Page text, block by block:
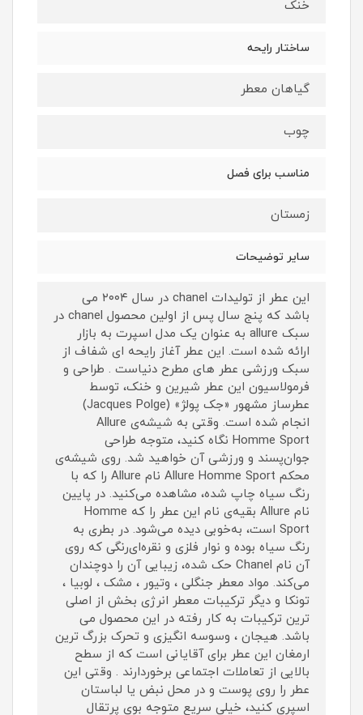
خنک
ساختار رایحه
گیاهان معطر
چوب
مناسب برای فصل
زمستان
سایر توضیحات
این عطر از تولیدات chanel در سال ۲۰۰۴ می
باشد که پنج سال پس از اولین محصول chanel در
سبک allure به عنوان یک مدل اسپرت به بازار
ارائه شده است. این عطر آغاز رایحه ای شفاف از
سبک ورزشی عطر های مطرح دنیاست . طراحی و
فرمولاسیون این عطر شیرین و خنک، توسط
عطرساز مشهور «جک پولژ» (Jacques Polge)
انجام شده است. وقتی به شیشه‌ی Allure
Homme Sport نگاه کنید، متوجه طراحی
جوان‌پسند و ورزشی آن خواهید شد. روی شیشه‌ی
محکم Allure Homme Sport نام Allure را که با
رنگ سیاه چاپ شده، مشاهده می‌کنید. در پایین
نام Allure بقیه‌ی نام این عطر را که Homme
Sport است، به‌خوبی دیده می‌شود. در بطری به
رنگ سیاه بوده و نوار فلزی و نقره‌ای‌رنگی که روی
آن نام Chanel حک شده، زیبایی آن را دوچندان
می‌کند. مواد معطر جنگلی ، وتیور ، مشک ، لوبیا ،
تونکا و دیگر ترکیبات معطر انرژی بخش از اصلی
ترین ترکیبات به کار رفته در این محصول می
باشد. هیجان ، وسوسه انگیزی و تحرک بزرگ ترین
ارمغان این عطر برای آقایانی است که از سطح
بالایی از تعاملات اجتماعی برخوردارند . وقتی این
عطر را روی پوست و در محل نبض یا لباستان
اسپری کنید، خیلی سریع متوجه بوی پرتقال